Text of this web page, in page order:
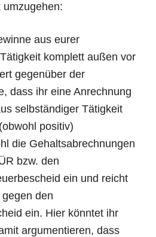
umzugehen:
aus eurer
komplett außen vor
gegenüber der
dass ihr eine Anrechnung
selbständiger Tätigkeit
positiv)
die Gehaltsabrechnungen
bzw. den
ein und reicht
den
ein. Hier könntet ihr
argumentieren, dass